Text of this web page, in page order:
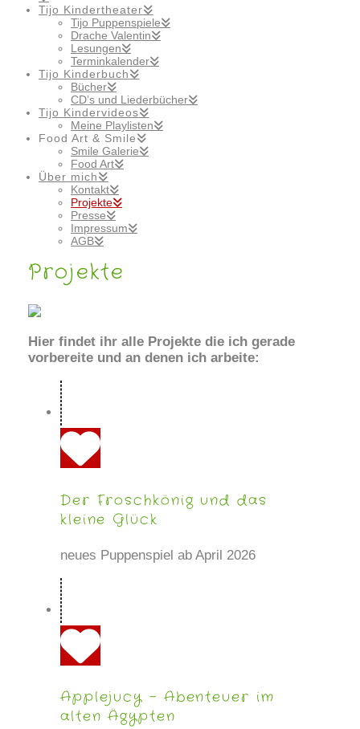
Tijo Kindertheater
Tijo Puppenspiele
Drache Valentin
Lesungen
Terminkalender
Tijo Kinderbuch
Bücher
CD’s und Liederbücher
Tijo Kindervideos
Meine Playlisten
Food Art & Smile
Smile Galerie
Food Art
Über mich
Kontakt
Projekte
Presse
Impressum
AGB
Projekte
Hier findet ihr alle Projekte die ich gerade
vorbereite und an denen ich arbeite:
Der Froschkönig und das
kleine Glück
neues Puppenspiel ab April 2026
Applejucy - Abenteuer im
alten Ägypten